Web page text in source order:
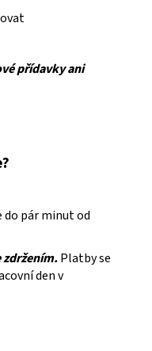
přídavky ani
do pár minut od
zdržením.Platby se
den v